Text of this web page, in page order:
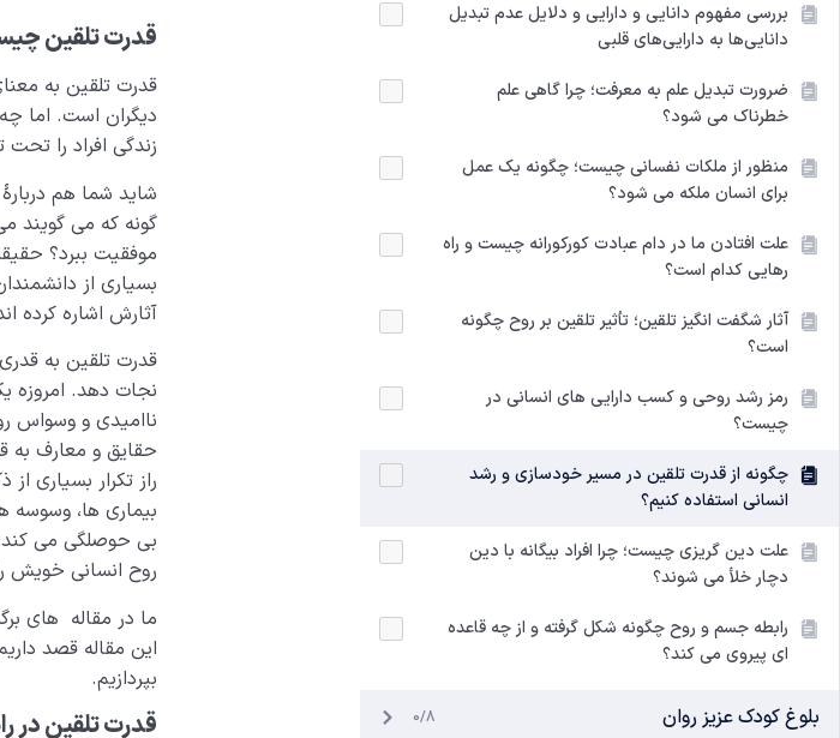
بررسی مفهوم دانایی و دارایی و دلایل عدم تبدیل
دانایی‌ها به دارایی‌های قلبی
ضرورت تبدیل علم به معرفت؛ چرا گاهی علم
خطرناک می شود؟
منظور از ملکات نفسانی چیست؛ چگونه یک عمل
برای انسان ملکه می شود؟
علت افتادن ما در دام عبادت کورکورانه چیست و راه
رهایی کدام است؟
آثار شگفت انگیز تلقین؛ تأثیر تلقین بر روح چگونه
است؟
رمز رشد روحی و کسب دارایی های انسانی در
چیست؟
چگونه از قدرت تلقین در مسیر خودسازی و رشد
انسانی استفاده کنیم؟
علت دین گریزی چیست؛ چرا افراد بیگانه با دین
دچار خلأ می شوند؟
رابطه جسم و روح چگونه شکل گرفته و از چه قاعده
ای پیروی می کند؟
بلوغ کودک عزیز روان 0/8
قدرت تلقین
قدرت تلقین به
دیگران است. اما
زندگی افراد را تحت
شاید شما هم
گونه که می گویند
موفقیت ببرد؟
بسیاری از
آثارش اشاره کرده
قدرت تلقین به
نجات دهد. امروزه
ناامیدی و وسواس
حقایق و معارف به
راز تکرار بسیاری
بیماری ها، وسوسه
بی حوصلگی می
روح انسانی خویش
ما در مقاله های
این مقاله قصد
بپردازیم.
قدرت تلقین در